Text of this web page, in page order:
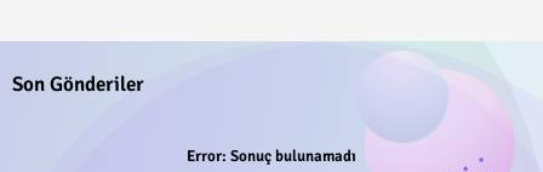
Son Gönderiler
Error: Sonuç bulunamadı